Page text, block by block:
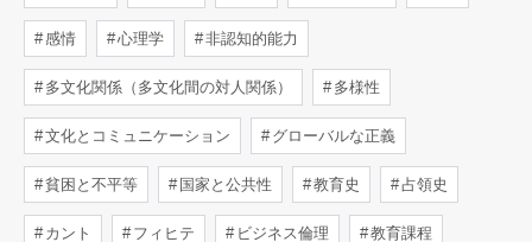
感情 心理学 非認知的能力
多文化関係（多文化間の対人関係） 多様性
文化とコミュニケーション グローバルな正義
貧困と不平等 国家と公共性 教育史 占領史
カント フィヒテ ビジネス倫理 教育課程